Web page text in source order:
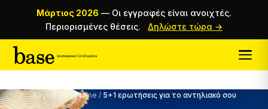
Μάρτιος 2026 — Οι εγγραφές είναι ανοιχτές.
Περιορισμένες θέσεις.
Δηλώστε τώρα →
Αρχική / Magazine / 5+1 ερωτήσεις για το αντηλιακό σου